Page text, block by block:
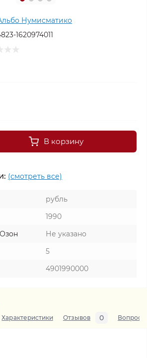
Нумисматико
1620974011
В корзину
(смотреть все)
рубль
1990
Не указано
5
4901990000
Характеристики Отзывов 0 Вопросы